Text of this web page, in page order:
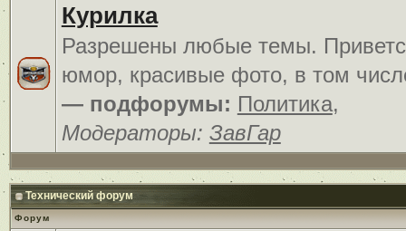
Курилка
Разрешены любые темы.
юмор, красивые фото, в том
— подфорумы: Политика,
Модераторы: ЗавГар
Технический форум
Форум